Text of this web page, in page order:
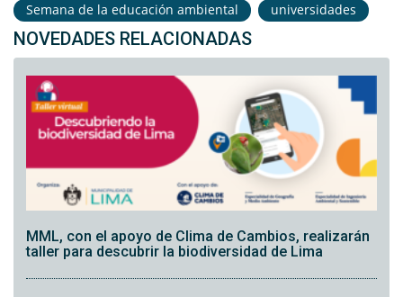
Semana de la educación ambiental
universidades
NOVEDADES RELACIONADAS
MML, con el apoyo de Clima de Cambios, realizarán
taller para descubrir la biodiversidad de Lima